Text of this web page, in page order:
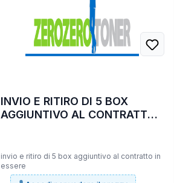
INVIO E RITIRO DI 5 BOX
AGGIUNTIVO AL CONTRATTO
invio e ritiro di 5 box aggiuntivo al contratto in
essere